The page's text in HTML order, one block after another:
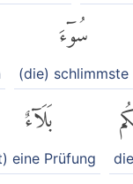
سُوٓءَ
(die) schlimmste
بَلَآءٌ
eine Prüfung